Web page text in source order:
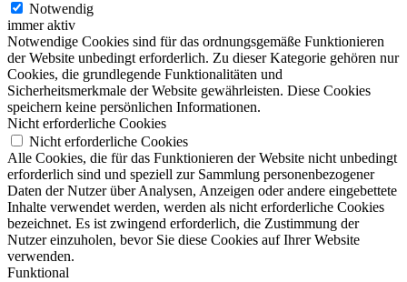
Notwendig
immer aktiv
Notwendige Cookies sind für das ordnungsgemäße Funktionieren
der Website unbedingt erforderlich. Zu dieser Kategorie gehören nur
Cookies, die grundlegende Funktionalitäten und
Sicherheitsmerkmale der Website gewährleisten. Diese Cookies
speichern keine persönlichen Informationen.
Nicht erforderliche Cookies
Nicht erforderliche Cookies
Alle Cookies, die für das Funktionieren der Website nicht unbedingt
erforderlich sind und speziell zur Sammlung personenbezogener
Daten der Nutzer über Analysen, Anzeigen oder andere eingebettete
Inhalte verwendet werden, werden als nicht erforderliche Cookies
bezeichnet. Es ist zwingend erforderlich, die Zustimmung der
Nutzer einzuholen, bevor Sie diese Cookies auf Ihrer Website
verwenden.
Funktional